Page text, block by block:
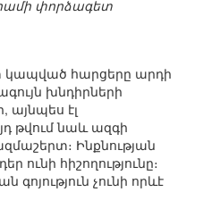
փորձագետ
կապված հարցերը արդի
խնդիրների
այնպես էլ
թվում նաև ազգի
Ինքնության
ունի հիշողությունը։
գոյություն չունի որևէ